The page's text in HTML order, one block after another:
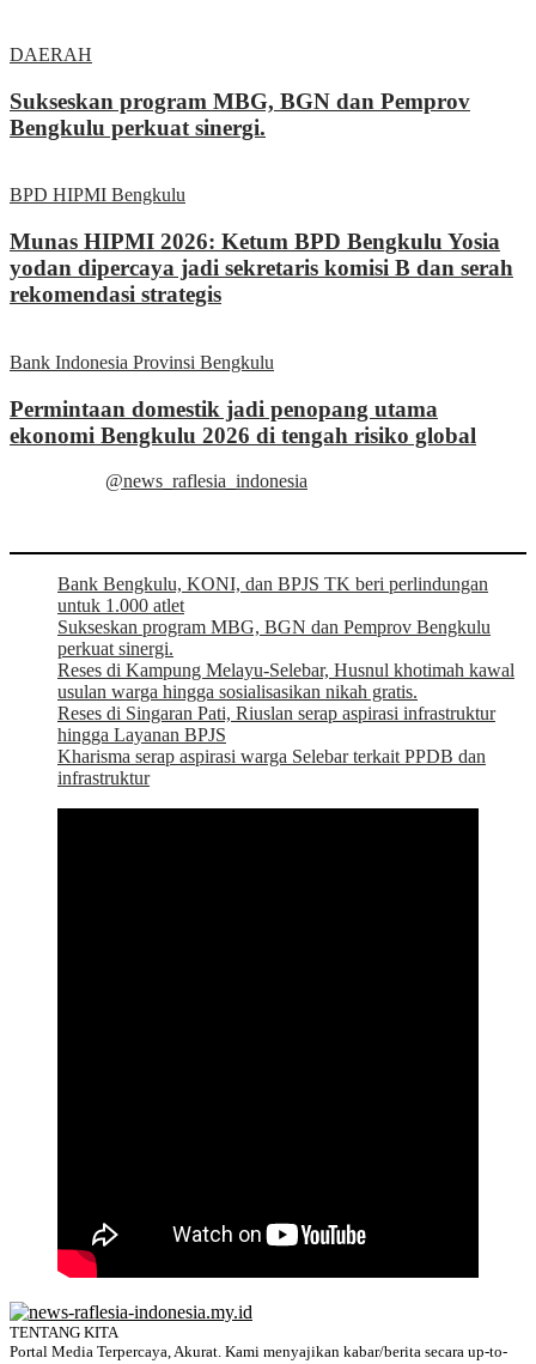
DAERAH
Sukseskan program MBG, BGN dan Pemprov
Bengkulu perkuat sinergi.
BPD HIPMI Bengkulu
Munas HIPMI 2026: Ketum BPD Bengkulu Yosia
yodan dipercaya jadi sekretaris komisi B dan serah
rekomendasi strategis
Bank Indonesia Provinsi Bengkulu
Permintaan domestik jadi penopang utama
ekonomi Bengkulu 2026 di tengah risiko global
@news_raflesia_indonesia
Bank Bengkulu, KONI, dan BPJS TK beri perlindungan
untuk 1.000 atlet
Sukseskan program MBG, BGN dan Pemprov Bengkulu
perkuat sinergi.
Reses di Kampung Melayu-Selebar, Husnul khotimah kawal
usulan warga hingga sosialisasikan nikah gratis.
Reses di Singaran Pati, Riuslan serap aspirasi infrastruktur
hingga Layanan BPJS
Kharisma serap aspirasi warga Selebar terkait PPDB dan
infrastruktur
TENTANG KITA
Portal Media Terpercaya, Akurat. Kami menyajikan kabar/berita secara up-to-